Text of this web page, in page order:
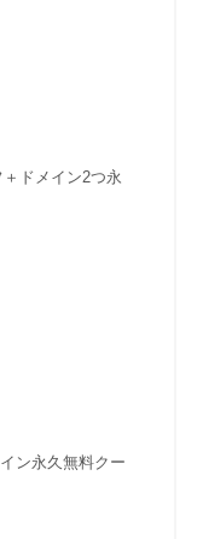
ドメイン2つ永
ン永久無料クー